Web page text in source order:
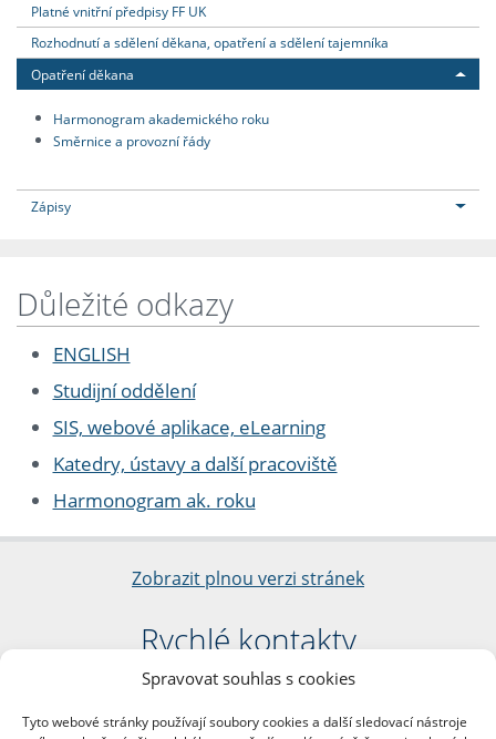
Spravovat souhlas s cookies
Tyto webové stránky používají soubory cookies a další sledovací nástroje
Platné vnitřní předpisy FF UK
Rozhodnutí a sdělení děkana, opatření a sdělení tajemníka
Opatření děkana
Harmonogram akademického roku
Směrnice a provozní řády
Zápisy
Důležité odkazy
ENGLISH
Studijní oddělení
SIS, webové aplikace, eLearning
Katedry, ústavy a další pracoviště
Harmonogram ak. roku
Zobrazit plnou verzi stránek
Rychlé kontakty
Filozofická fakulta
nám. Jana Palacha 1/2